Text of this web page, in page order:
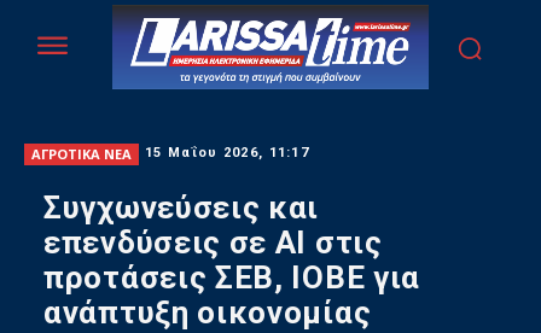
ΑΓΡΟΤΙΚΑ ΝΕΑ 15 Μαΐου 2026, 11:17
Συγχωνεύσεις και
επενδύσεις σε ΑΙ στις
προτάσεις ΣΕΒ, ΙΟΒΕ για
ανάπτυξη οικονομίας